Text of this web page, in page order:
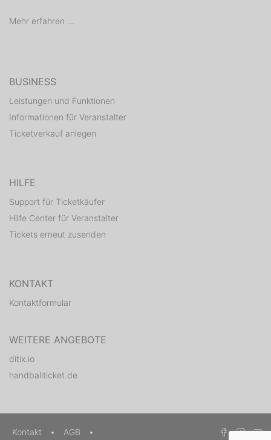
Mehr erfahren ...
BUSINESS
Leistungen und Funktionen
Informationen für Veranstalter
Ticketverkauf anlegen
HILFE
Support für Ticketkäufer
Hilfe Center für Veranstalter
Tickets erneut zusenden
KONTAKT
Kontaktformular
WEITERE ANGEBOTE
ditix.io
handballticket.de
Kontakt • AGB
•